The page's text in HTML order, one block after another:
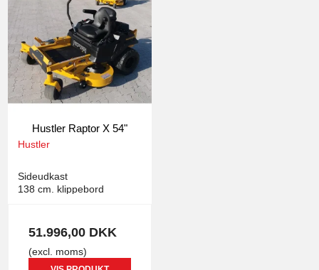
Hustler Raptor X 54"
Hustler
Sideudkast
138 cm. klippebord
51.996,00 DKK
(excl. moms)